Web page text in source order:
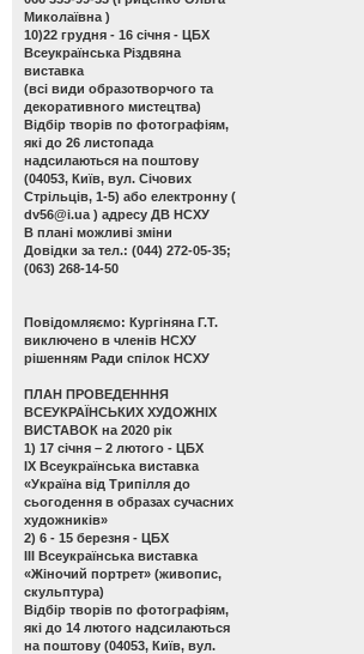
Миколаївна )
10)22 грудня - 16 січня - ЦБХ
Всеукраїнська Різдвяна
виставка
(всі види образотворчого та
декоративного мистецтва)
Відбір творів по фотографіям,
які до 26 листопада
надсилаються на поштову
(04053, Київ, вул. Січових
Стрільців, 1-5) або електронну (
dv56@i.ua ) адресу ДВ НСХУ
В плані можливі зміни
Довідки за тел.: (044) 272-05-35;
(063) 268-14-50
Повідомляємо: Кургіняна Г.Т.
виключено в членів НСХУ
рішенням Ради спілок НСХУ
ПЛАН ПРОВЕДЕНННЯ
ВСЕУКРАЇНСЬКИХ ХУДОЖНІХ
ВИСТАВОК на 2020 рік
1) 17 січня – 2 лютого - ЦБХ
ІХ Всеукраїнська виставка
«Україна від Трипілля до
сьогодення в образах сучасних
художників»
2) 6 - 15 березня - ЦБХ
ІІІ Всеукраїнська виставка
«Жіночий портрет» (живопис,
скульптура)
Відбір творів по фотографіям,
які до 14 лютого надсилаються
на поштову (04053, Київ, вул.